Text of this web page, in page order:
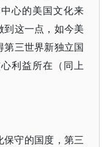
心的美国文化来
这一点，如今美
三世界新独立国
利益所在（同上
守的国度，第三